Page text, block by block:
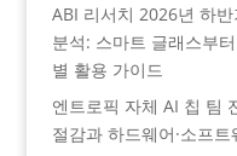
ABI 리서치 2026년 하
분석: 스마트 글래스부
별 활용 가이드
엔트로픽 자체 AI 칩 팀
절감과 하드웨어·소프